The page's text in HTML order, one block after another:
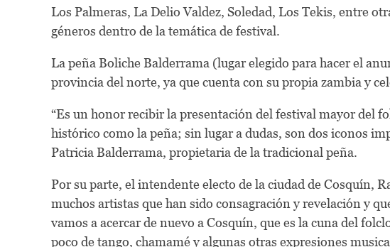
Los Palmeras, La Delio Valdez, Soledad, Los Tekis, entre
géneros dentro de la temática de festival.
La peña Boliche Balderrama (lugar elegido para hacer el
provincia del norte, ya que cuenta con su propia zambia y
“Es un honor recibir la presentación del festival mayor del
histórico como la peña; sin lugar a dudas, son dos iconos
Patricia Balderrama, propietaria de la tradicional peña.
Por su parte, el intendente electo de la ciudad de Cosquín,
muchos artistas que han sido consagración y revelación y
vamos a acercar de nuevo a Cosquín, que es la cuna del
poco de tango, chamamé y algunas otras expresiones